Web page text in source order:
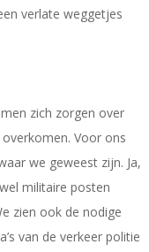
verlate weggetjes
zich zorgen over
Voor ons
we geweest zijn. Ja,
militaire posten
zien ook de nodige
van de verkeer politie